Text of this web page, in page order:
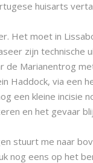
huisarts
Het moet in
zijn
de Marianentrog
Haddock, via een
een kleine incisie
en het gevaar
stuurt me naar
nog eens op het